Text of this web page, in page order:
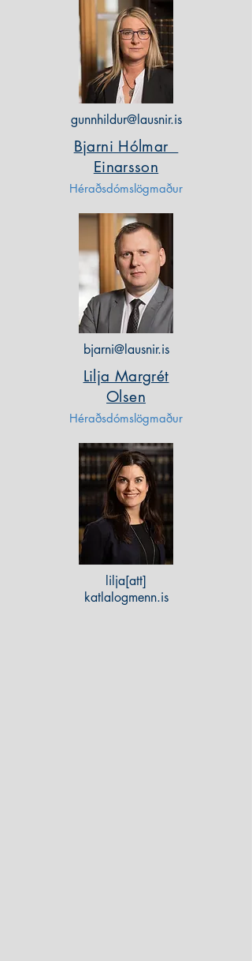
gunnhildur@lausnir.is
Bjarni Hólmar
Einarsson
Héraðsdómslögmaður
bjarni@lausnir.is
Lilja Margrét
Olsen
Héraðsdómslögmaður
lilja[att]
katlalogmenn.is